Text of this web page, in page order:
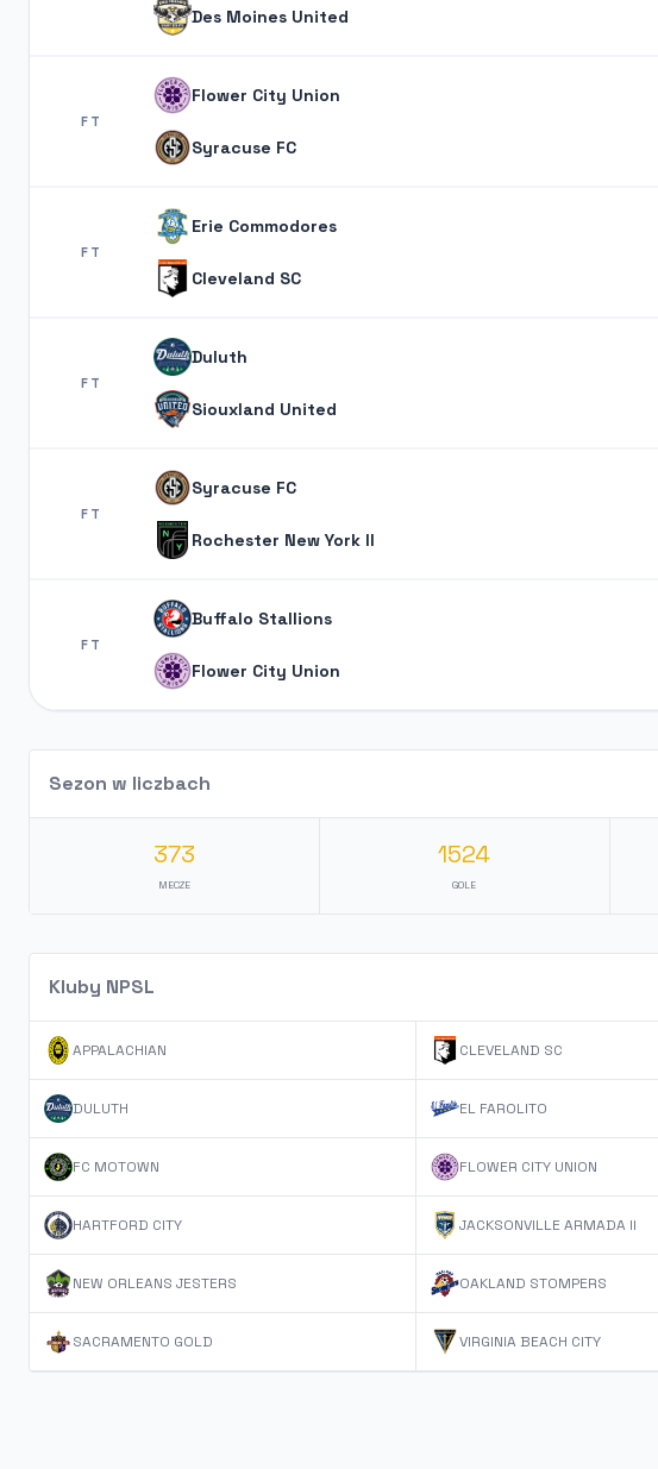
Des Moines United
FT
Flower City Union
Syracuse FC
FT
Erie Commodores
Cleveland SC
FT
Duluth
Siouxland United
FT
Syracuse FC
Rochester New York II
FT
Buffalo Stallions
Flower City Union
Sezon w liczbach
373
MECZE
1524
GOLE
Kluby NPSL
APPALACHIAN CLEVELAND SC
DULUTH EL FAROLITO
FC MOTOWN FLOWER CITY UNION
HARTFORD CITY JACKSONVILLE ARMADA II
NEW ORLEANS JESTERS OAKLAND STOMPERS
SACRAMENTO GOLD VIRGINIA BEACH CITY